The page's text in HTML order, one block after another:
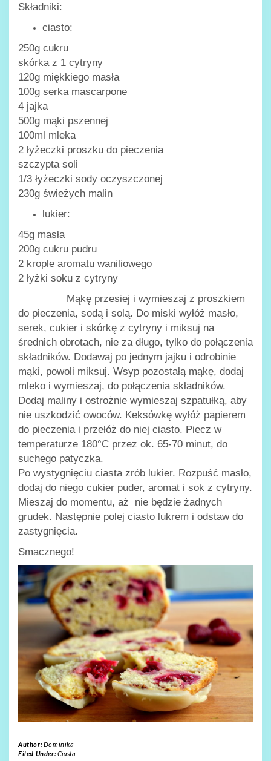
Składniki:
ciasto:
250g cukru
skórka z 1 cytryny
120g miękkiego masła
100g serka mascarpone
4 jajka
500g mąki pszennej
100ml mleka
2 łyżeczki proszku do pieczenia
szczypta soli
1/3 łyżeczki sody oczyszczonej
230g świeżych malin
lukier:
45g masła
200g cukru pudru
2 krople aromatu waniliowego
2 łyżki soku z cytryny
Mąkę przesiej i wymieszaj z proszkiem
do pieczenia, sodą i solą. Do miski wyłóż masło,
serek, cukier i skórkę z cytryny i miksuj na
średnich obrotach, nie za długo, tylko do połączenia
składników. Dodawaj po jednym jajku i odrobinie
mąki, powoli miksuj. Wsyp pozostałą mąkę, dodaj
mleko i wymieszaj, do połączenia składników.
Dodaj maliny i ostrożnie wymieszaj szpatułką, aby
nie uszkodzić owoców. Keksówkę wyłóż papierem
do pieczenia i przełóż do niej ciasto. Piecz w
temperaturze 180°C przez ok. 65-70 minut, do
suchego patyczka.
Po wystygnięciu ciasta zrób lukier. Rozpuść masło,
dodaj do niego cukier puder, aromat i sok z cytryny.
Mieszaj do momentu, aż nie będzie żadnych
grudek. Następnie polej ciasto lukrem i odstaw do
zastygnięcia.
Smacznego!
Author:Dominika
Filed Under:Ciasta